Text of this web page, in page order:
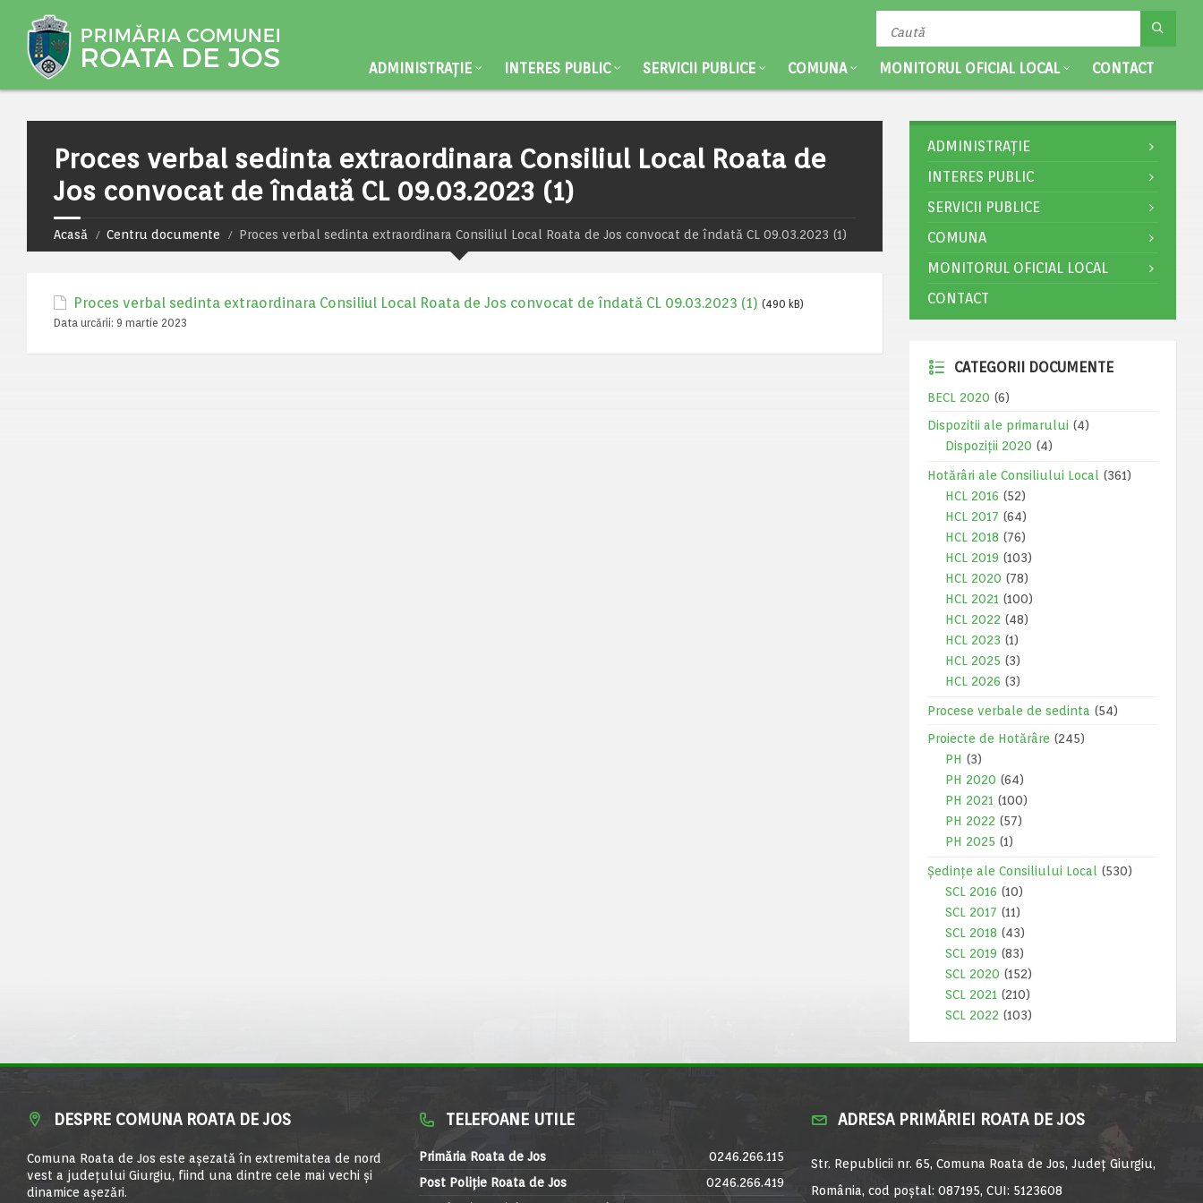
ADMINISTRAȚIE INTERES PUBLIC SERVICII PUBLICE COMUNA MONITORUL OFICIAL LOCAL CONTACT
Proces verbal sedinta extraordinara Consiliul Local Roata de
Jos convocat de îndată CL 09.03.2023 (1)
Acasă Centru documente Proces verbal sedinta extraordinara Consiliul Local Roata de Jos convocat de îndată CL 09.03.2023 (1)
Proces verbal sedinta extraordinara Consiliul Local Roata de Jos convocat de îndată CL 09.03.2023 (1) (490 kB)
Data urcării: 9 martie 2023
ADMINISTRAȚIE
INTERES PUBLIC
SERVICII PUBLICE
COMUNA
MONITORUL OFICIAL LOCAL
CONTACT
CATEGORII DOCUMENTE
BECL 2020 (6)
Dispozitii ale primarului (4)
Dispoziții 2020 (4)
Hotărâri ale Consiliului Local
(361)
HCL 2016 (52)
HCL 2017 (64)
HCL 2018 (76)
HCL 2019 (103)
HCL 2020 (78)
HCL 2021 (100)
HCL 2022 (48)
HCL 2023 (1)
HCL 2025 (3)
HCL 2026 (3)
Procese verbale de sedinta (54)
Proiecte de Hotărâre (245)
PH (3)
PH 2020 (64)
PH 2021 (100)
PH 2022 (57)
PH 2025 (1)
Ședințe ale Consiliului Local
(530)
SCL 2016 (10)
SCL 2017 (11)
SCL 2018 (43)
SCL 2019 (83)
SCL 2020 (152)
SCL 2021 (210)
SCL 2022 (103)
DESPRE COMUNA ROATA DE JOS
Comuna Roata de Jos este aşezată în extremitatea de nord
vest a judeţului Giurgiu, fiind una dintre cele mai vechi şi
dinamice aşezări.
TELEFOANE UTILE
Primăria Roata de Jos
0246.266.115
Post Poliție Roata de Jos
0246.266.419
ADRESA PRIMĂRIEI ROATA DE JOS
Str. Republicii nr. 65, Comuna Roata de Jos, Județ Giurgiu,
România, cod poștal: 087195, CUI: 5123608